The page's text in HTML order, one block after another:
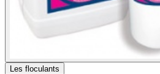
Les floculants